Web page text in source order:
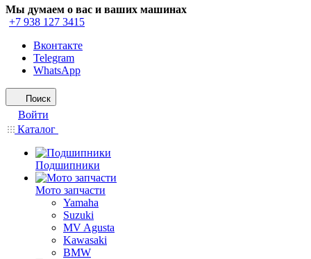
Мы думаем о вас и ваших машинах
+7 938 127 3415
Вконтакте
Telegram
WhatsApp
Поиск
Войти
Каталог
Подшипники
Мото запчасти
Yamaha
Suzuki
MV Agusta
Kawasaki
BMW